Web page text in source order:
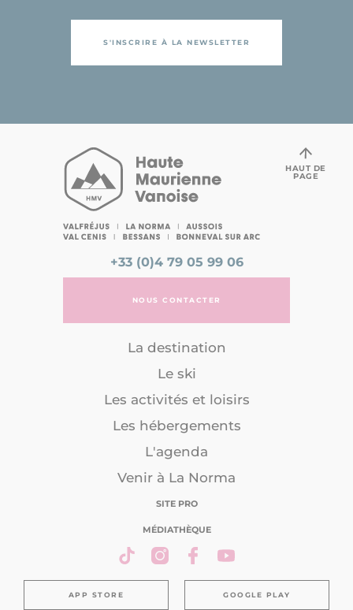
S'INSCRIRE À LA NEWSLETTER
+33 (0)4 79 05 99 06
NOUS CONTACTER
La destination
Le ski
Les activités et loisirs
Les hébergements
L'agenda
Venir à La Norma
SITE PRO
MÉDIATHÈQUE
APP STORE GOOGLE PLAY
HAUT DE
PAGE